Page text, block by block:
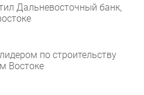
Дальневосточный банк,
по строительству
Востоке